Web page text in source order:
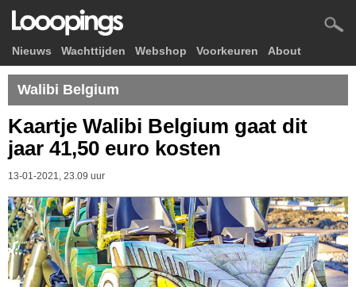
Nieuws Wachttijden Webshop Voorkeuren About
Walibi Belgium
Kaartje Walibi Belgium gaat dit
jaar 41,50 euro kosten
13-01-2021, 23.09 uur